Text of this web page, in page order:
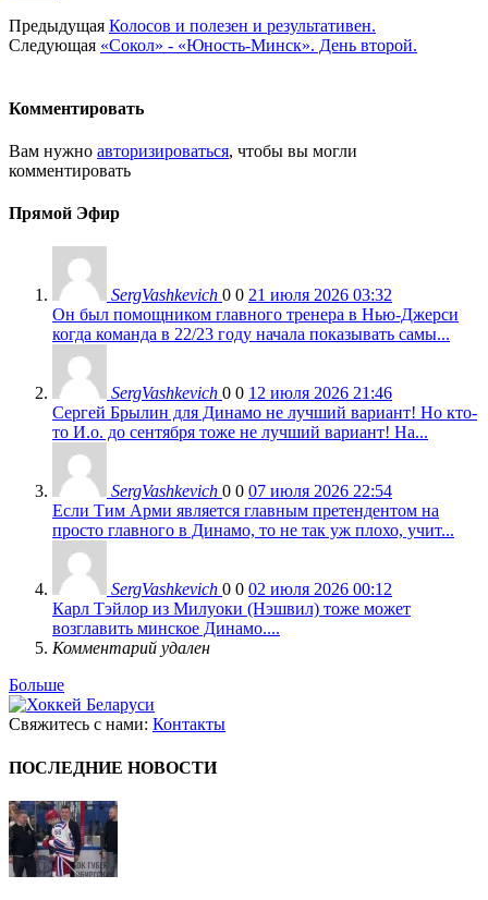
Предыдущая Колосов и полезен и результативен.
Следующая «Сокол» - «Юность-Минск». День второй.
Комментировать
Вам нужно авторизироваться, чтобы вы могли
комментировать
Прямой Эфир
SergVashkevich 0 0 21 июля 2026 03:32
Он был помощником главного тренера в Нью-Джерси
когда команда в 22/23 году начала показывать самы...
SergVashkevich 0 0 12 июля 2026 21:46
Сергей Брылин для Динамо не лучший вариант! Но кто-
то И.о. до сентября тоже не лучший вариант! На...
SergVashkevich 0 0 07 июля 2026 22:54
Если Тим Арми является главным претендентом на
просто главного в Динамо, то не так уж плохо, учит...
SergVashkevich 0 0 02 июля 2026 00:12
Карл Тэйлор из Милуоки (Нэшвил) тоже может
возглавить минское Динамо....
Комментарий удален
Больше
Свяжитесь с нами: Контакты
ПОСЛЕДНИЕ НОВОСТИ